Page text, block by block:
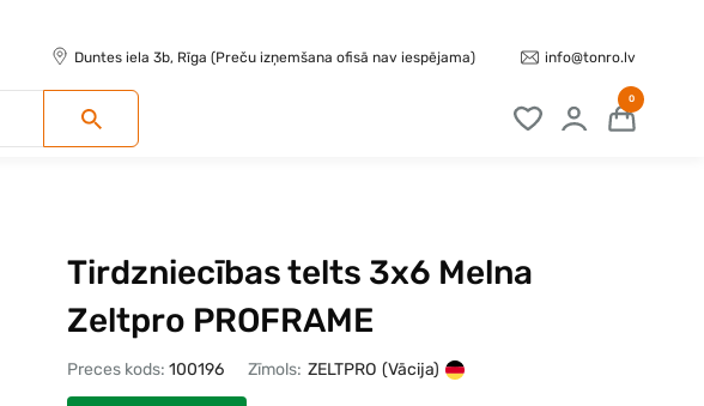
Duntes iela 3b, Rīga (Preču izņemšana ofisā nav iespējama) info@tonro.lv
0
Tirdzniecības telts 3x6 Melna
Zeltpro PROFRAME
Preces kods: 100196 Zīmols: ZELTPRO (Vācija)